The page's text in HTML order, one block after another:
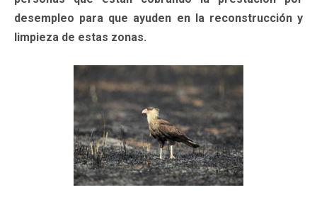
desempleo para que ayuden en la reconstrucción y
limpieza de estas zonas.